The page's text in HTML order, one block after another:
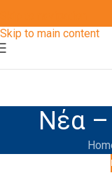
Skip to main content
Νέα –